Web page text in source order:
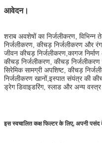
आवेदन।
शराब अवशेषों का निर्जलीकरण,
निर्जलीकरण, कीचड़ निर्जलीकरण और
जीवन कीचड़ निर्जलीकरण,कागज
कीचड़ निर्जलीकरण, कीचड़ निर्जलीकरण
सिरेमिक सामग्री अपशिष्ट, कीचड़
निर्जलीकरण खानों,इस्पात संयंत्र की
ड्रेग डिवाइडरिंग, स्लाड और अन्य वस्त्र
इस स्वचालित कक्ष फिल्टर के लिए, अपनी